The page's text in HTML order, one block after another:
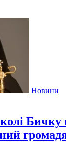
Новини
Бичку